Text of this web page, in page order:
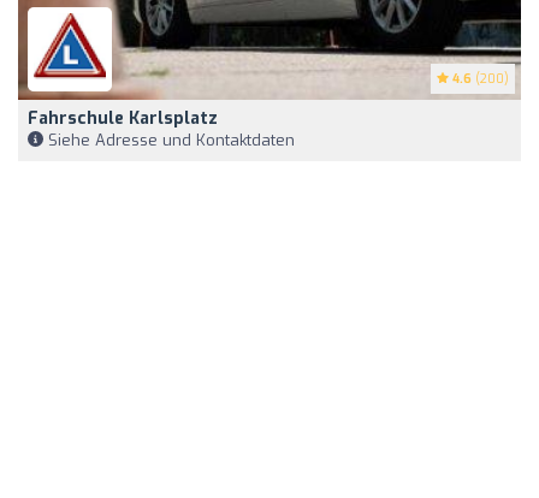
4.6 (200)
Fahrschule Karlsplatz
Siehe Adresse und Kontaktdaten